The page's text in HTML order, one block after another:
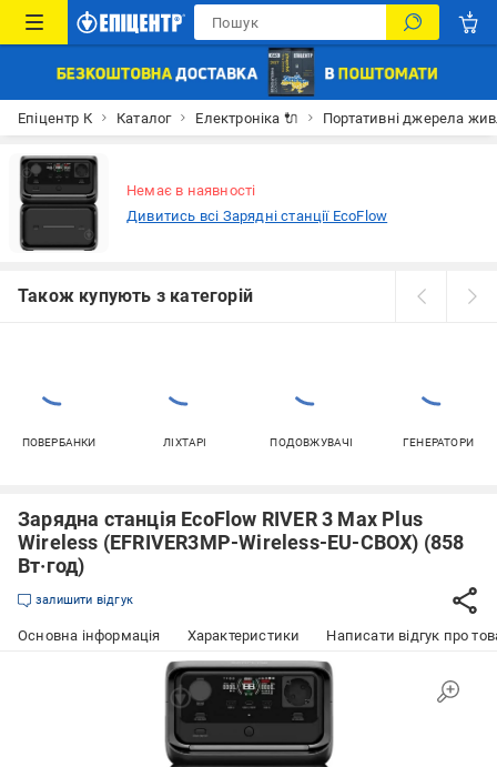
Епіцентр К Каталог Електроніка 🔌 Портативні джерела
Немає в наявності
Дивитись всі Зарядні станції EcoFlow
Також купують з категорій
ПОВЕРБАНКИ ЛІХТАРІ ПОДОВЖУВАЧІ ГЕНЕРАТОРИ
Зарядна станція EcoFlow RIVER 3 Max Plus
Wireless (EFRIVER3MP-Wireless-EU-CBOX) (858
Вт·год)
залишити відгук
Основна інформація Характеристики Написати відгук про